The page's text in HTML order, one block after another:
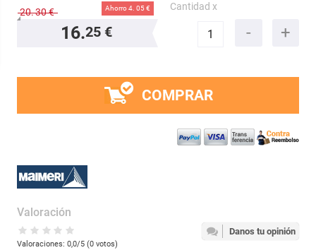
20.30 € Ahorro 4. 05 €
16.25 €
Cantidad x
COMPRAR
Danos tu opinión
Valoración
Valoraciones: 0,0/5 (0votos)